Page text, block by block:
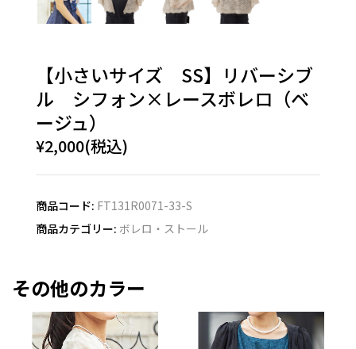
【小さいサイズ SS】リバーシブ
ル シフォン×レースボレロ（ベ
ージュ）
¥2,000(税込)
商品コード: FT131R0071-33-S
商品カテゴリー: ボレロ・ストール
その他のカラー